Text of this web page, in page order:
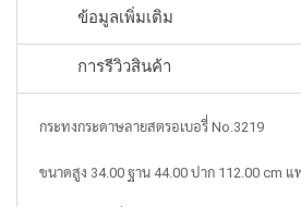
ข้อมูลเพิ่มเติม
การรีวิวสินค้า
กระทงกระดาษลายสตรอเบอรี่ No.3219
ขนาดสูง 34.00 ฐาน 44.00 ปาก 112.00 cm